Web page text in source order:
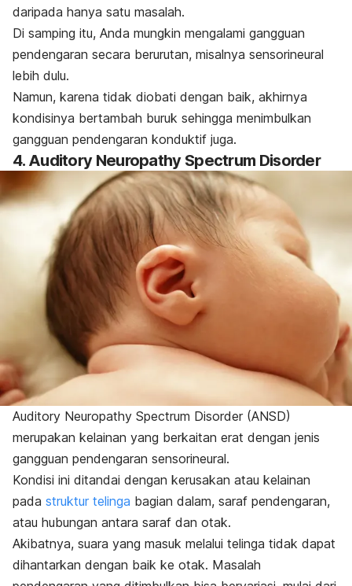
daripada hanya satu masalah.
Di samping itu, Anda mungkin mengalami gangguan
pendengaran secara berurutan, misalnya sensorineural
lebih dulu.
Namun, karena tidak diobati dengan baik, akhirnya
kondisinya bertambah buruk sehingga menimbulkan
gangguan pendengaran konduktif juga.
4. Auditory Neuropathy Spectrum Disorder
Auditory Neuropathy Spectrum Disorder (ANSD)
merupakan kelainan yang berkaitan erat dengan jenis
gangguan pendengaran sensorineural.
Kondisi ini ditandai dengan kerusakan atau kelainan
pada struktur telinga bagian dalam, saraf pendengaran,
atau hubungan antara saraf dan otak.
Akibatnya, suara yang masuk melalui telinga tidak dapat
dihantarkan dengan baik ke otak. Masalah